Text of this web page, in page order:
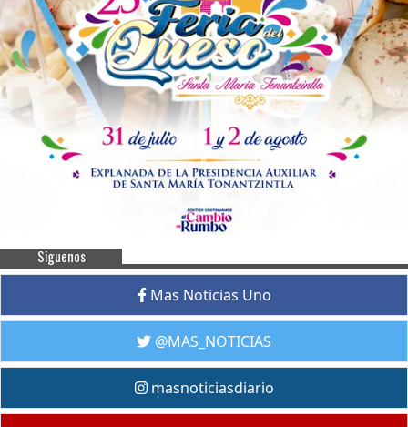
Siguenos
Mas Noticias Uno
@MAS_NOTICIAS
masnoticiasdiario